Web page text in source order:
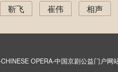
靳飞 崔伟 相声
OPERA-中国京剧公益门户网